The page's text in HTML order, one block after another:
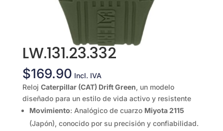
LW.131.23.332
$169.90 Incl. IVA
Reloj Caterpillar (CAT) Drift Green, un modelo
diseñado para un estilo de vida activo y resistente
Movimiento: Analógico de cuarzo Miyota 2115
(Japón), conocido por su precisión y confiabilidad.